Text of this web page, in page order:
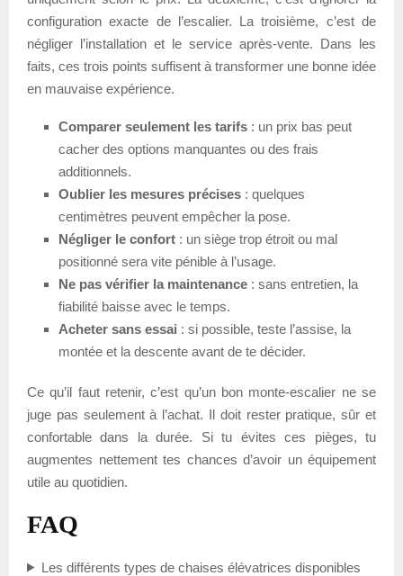
configuration exacte de l’escalier. La troisième, c’est de
négliger l’installation et le service après-vente. Dans les
faits, ces trois points suffisent à transformer une bonne idée
en mauvaise expérience.
Comparer seulement les tarifs : un prix bas peut
cacher des options manquantes ou des frais
additionnels.
Oublier les mesures précises : quelques
centimètres peuvent empêcher la pose.
Négliger le confort : un siège trop étroit ou mal
positionné sera vite pénible à l’usage.
Ne pas vérifier la maintenance : sans entretien, la
fiabilité baisse avec le temps.
Acheter sans essai : si possible, teste l’assise, la
montée et la descente avant de te décider.
Ce qu’il faut retenir, c’est qu’un bon monte-escalier ne se
juge pas seulement à l’achat. Il doit rester pratique, sûr et
confortable dans la durée. Si tu évites ces pièges, tu
augmentes nettement tes chances d’avoir un équipement
utile au quotidien.
FAQ
Les différents types de chaises élévatrices disponibles